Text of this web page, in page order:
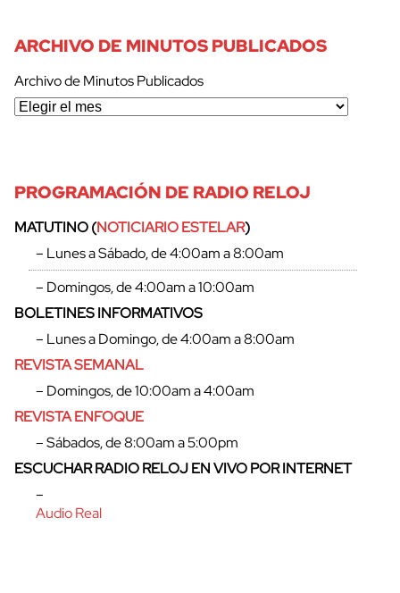
ARCHIVO DE MINUTOS PUBLICADOS
Archivo de Minutos Publicados
PROGRAMACIÓN DE RADIO RELOJ
MATUTINO (NOTICIARIO ESTELAR)
– Lunes a Sábado, de 4:00am a 8:00am
– Domingos, de 4:00am a 10:00am
BOLETINES INFORMATIVOS
– Lunes a Domingo, de 4:00am a 8:00am
REVISTA SEMANAL
– Domingos, de 10:00am a 4:00am
REVISTA ENFOQUE
– Sábados, de 8:00am a 5:00pm
ESCUCHAR RADIO RELOJ EN VIVO POR INTERNET
–
Audio Real